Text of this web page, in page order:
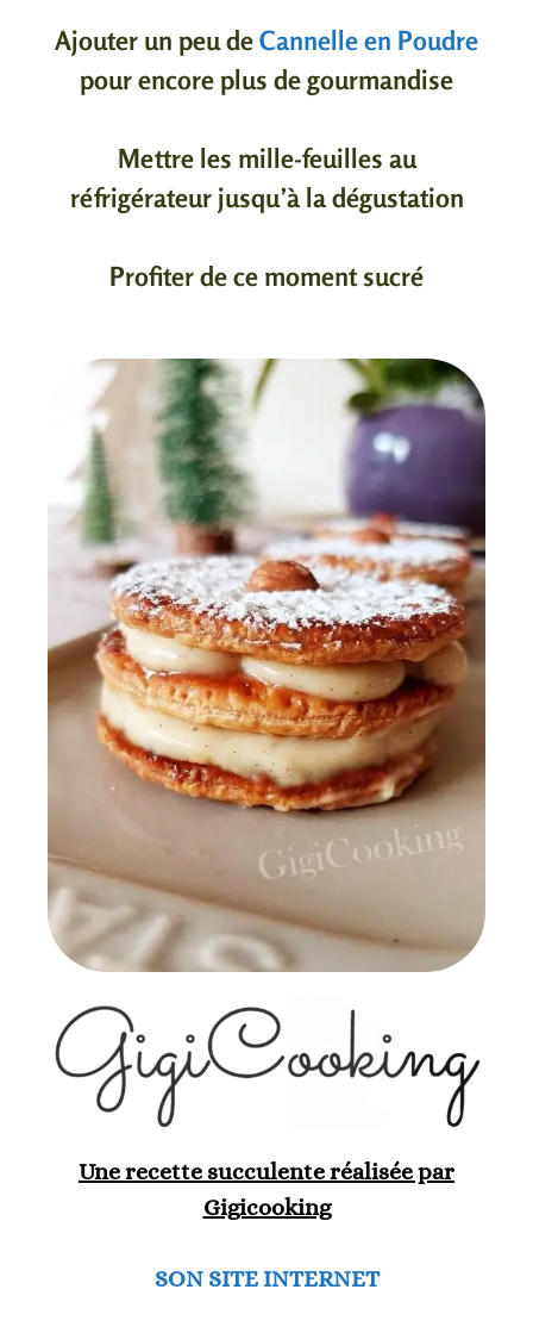
Ajouter un peu deCannelle en Poudre
pour encore plus de gourmandise
Mettre les mille-feuilles au
réfrigérateur jusqu’à la dégustation
Profiter de ce moment sucré
Une recette succulente réalisée par
Gigicooking
SON SITE INTERNET